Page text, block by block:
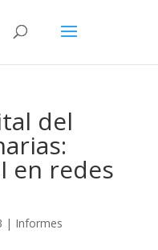
del
en redes
| Informes